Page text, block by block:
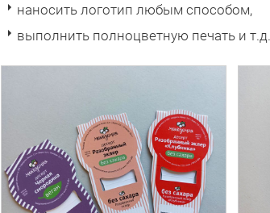
наносить логотип любым способом,
выполнить полноцветную печать и т.д.